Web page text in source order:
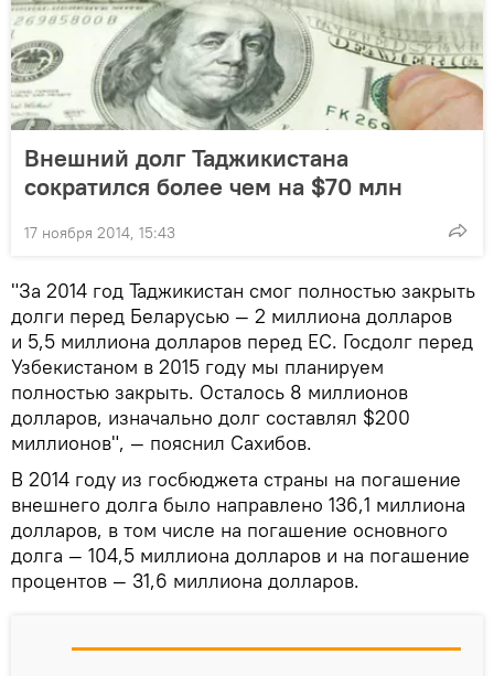
Внешний долг Таджикистана
сократился более чем на $70 млн
17 ноября 2014, 15:43
"За 2014 год Таджикистан смог полностью закрыть
долги перед Беларусью — 2 миллиона долларов
и 5,5 миллиона долларов перед ЕС. Госдолг перед
Узбекистаном в 2015 году мы планируем
полностью закрыть. Осталось 8 миллионов
долларов, изначально долг составлял $200
миллионов", — пояснил Сахибов.
В 2014 году из госбюджета страны на погашение
внешнего долга было направлено 136,1 миллиона
долларов, в том числе на погашение основного
долга — 104,5 миллиона долларов и на погашение
процентов — 31,6 миллиона долларов.